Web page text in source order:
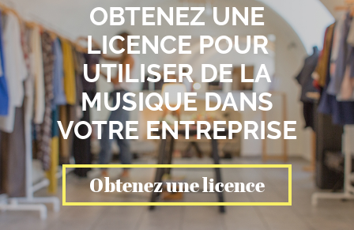
OBTENEZ UNE
LICENCE POUR
UTILISER DE LA
MUSIQUE DANS
VOTRE ENTREPRISE
Obtenez une licence